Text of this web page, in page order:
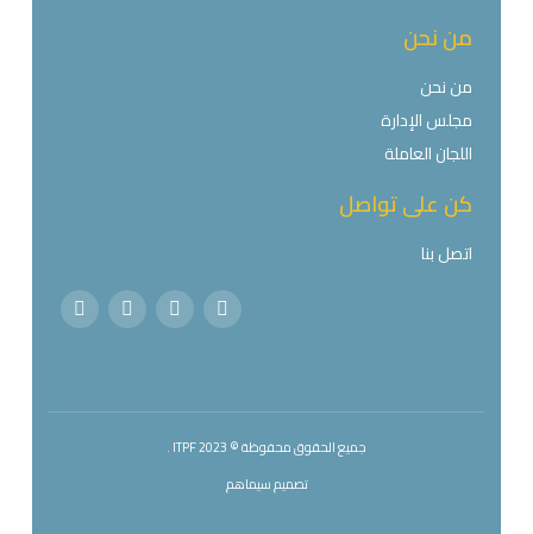
من نحن
من نحن
مجلس الإدارة
اللجان العاملة
كن على تواصل
اتصل بنا
جميع الحقوق محفوظة © 2023 ITPF .
تصميمسيماهم